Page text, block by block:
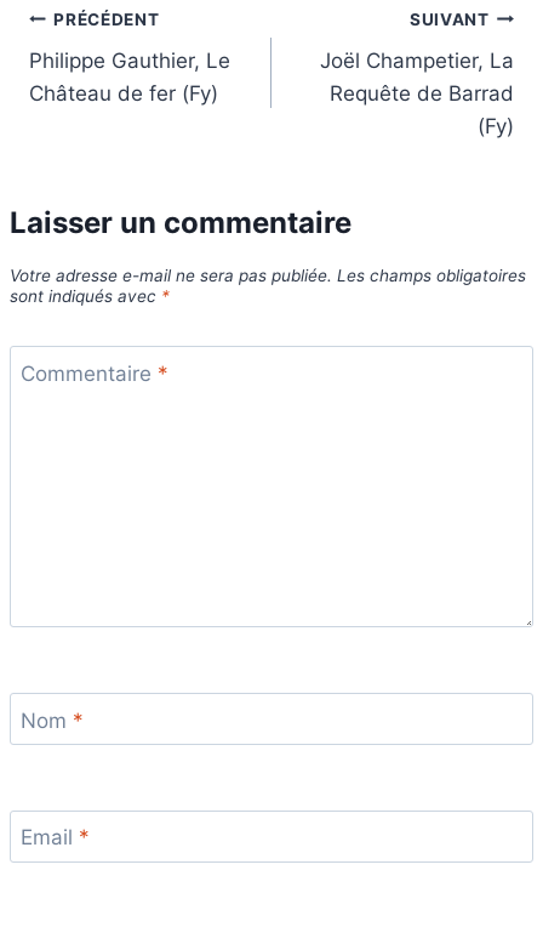
Navigation
de
PRÉCÉDENT
Philippe Gauthier, Le
Château de fer (Fy)
SUIVANT
Joël Champetier, La
Requête de Barrad
(Fy)
Laisser un commentaire
Votre adresse e-mail ne sera pas publiée. Les champs obligatoires
sont indiqués avec *
Commentaire *
Nom *
Email *